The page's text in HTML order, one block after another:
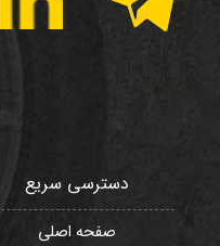
دسترسی سریع
صفحه اصلی